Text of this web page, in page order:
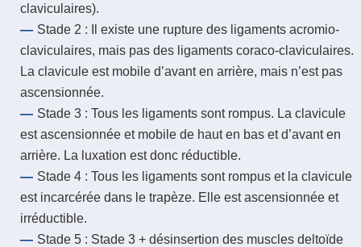
claviculaires).
Stade 2 : Il existe une rupture des ligaments acromio-
claviculaires, mais pas des ligaments coraco-claviculaires.
La clavicule est mobile d’avant en arrière, mais n’est pas
ascensionnée.
Stade 3 : Tous les ligaments sont rompus. La clavicule
est ascensionnée et mobile de haut en bas et d’avant en
arrière. La luxation est donc réductible.
Stade 4 : Tous les ligaments sont rompus et la clavicule
est incarcérée dans le trapèze. Elle est ascensionnée et
irréductible.
Stade 5 : Stade 3 + désinsertion des muscles deltoïde